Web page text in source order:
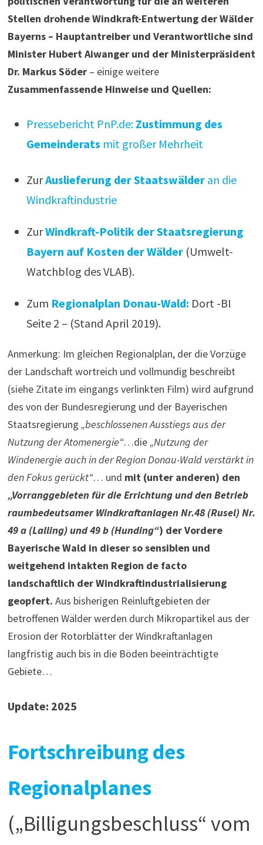
Stellen drohende Windkraft-Entwertung der Wälder
Bayerns – Hauptantreiber und Verantwortliche sind
Minister Hubert Aiwanger und der Ministerpräsident
Dr. Markus Söder – einige weitere
Zusammenfassende Hinweise und Quellen:
Pressebericht PnP.de: Zustimmung des
Gemeinderats mit großer Mehrheit
ZurAuslieferung der Staatswälderan die
Windkraftindustrie
ZurWindkraft-Politik der Staatsregierung
Bayern auf Kosten der Wälder(Umwelt-
Watchblog des VLAB).
Zum Regionalplan Donau-Wald: Dort -BI
Seite 2 – (Stand April 2019).
Anmerkung: Im gleichen Regionalplan, der die Vorzüge
der Landschaft wortreich und vollmundig beschreibt
(siehe Zitate im eingangs verlinkten Film) wird aufgrund
des von der Bundesregierung und der Bayerischen
Staatsregierung „beschlossenen Ausstiegs aus der
Nutzung der Atomenergie“…die„Nutzung der
Windenergie auch in der Region Donau-Wald verstärkt in
den Fokus gerückt“… und mit (unter anderen) den
„Vorranggebieten für die Errichtung und den Betrieb
raumbedeutsamer Windkraftanlagen Nr.48 (Rusel) Nr.
49 a (Lalling) und 49 b (Hunding“) der Vordere
Bayerische Wald in dieser so sensiblen und
weitgehend intakten Region de facto
landschaftlich der Windkraftindustrialisierung
geopfert. Aus bisherigen Reinluftgebieten der
betroffenen Wälder werden durch Mikropartikel aus der
Erosion der Rotorblätter der Windkraftanlagen
langfristig auch bis in die Böden beeinträchtigte
Gebiete…
Update: 2025
Fortschreibung des
Regionalplanes
(„Billigungsbeschluss“ vom